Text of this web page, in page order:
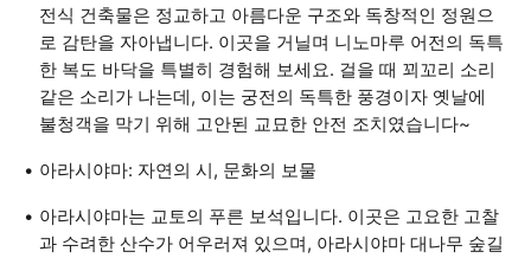
전식 건축물은 정교하고 아름다운 구조와 독창적인 정원으
로 감탄을 자아냅니다. 이곳을 거닐며 니노마루 어전의 독특
한 복도 바닥을 특별히 경험해 보세요. 걸을 때 꾀꼬리 소리
같은 소리가 나는데, 이는 궁전의 독특한 풍경이자 옛날에
불청객을 막기 위해 고안된 교묘한 안전 조치였습니다~
아라시야마: 자연의 시, 문화의 보물
아라시야마는 교토의 푸른 보석입니다. 이곳은 고요한 고찰
과 수려한 산수가 어우러져 있으며, 아라시야마 대나무 숲길